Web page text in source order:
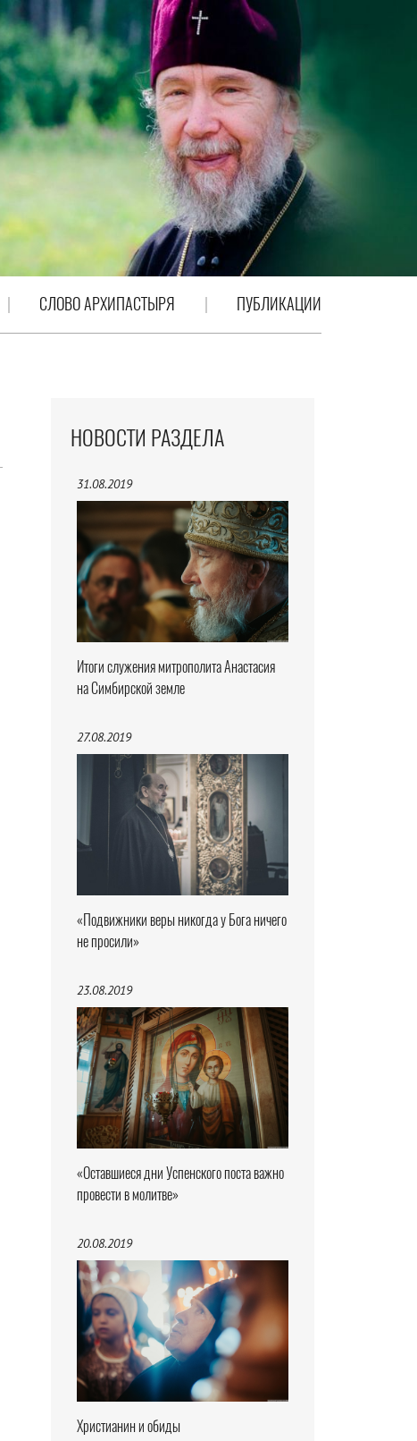
СЛОВО АРХИПАСТЫРЯ ПУБЛИКАЦИИ
НОВОСТИ РАЗДЕЛА
31.08.2019
Итоги служения митрополита Анастасия
на Симбирской земле
27.08.2019
«Подвижники веры никогда у Бога ничего
не просили»
23.08.2019
«Оставшиеся дни Успенского поста важно
провести в молитве»
20.08.2019
Христианин и обиды